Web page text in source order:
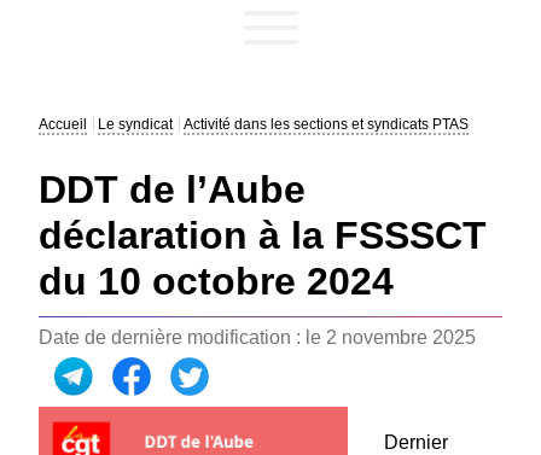
Accueil Le syndicat Activité dans les sections et syndicats PTAS
DDT de l’Aube
déclaration à la FSSSCT
du 10 octobre 2024
Date de dernière modification : le 2 novembre 2025
Dernier